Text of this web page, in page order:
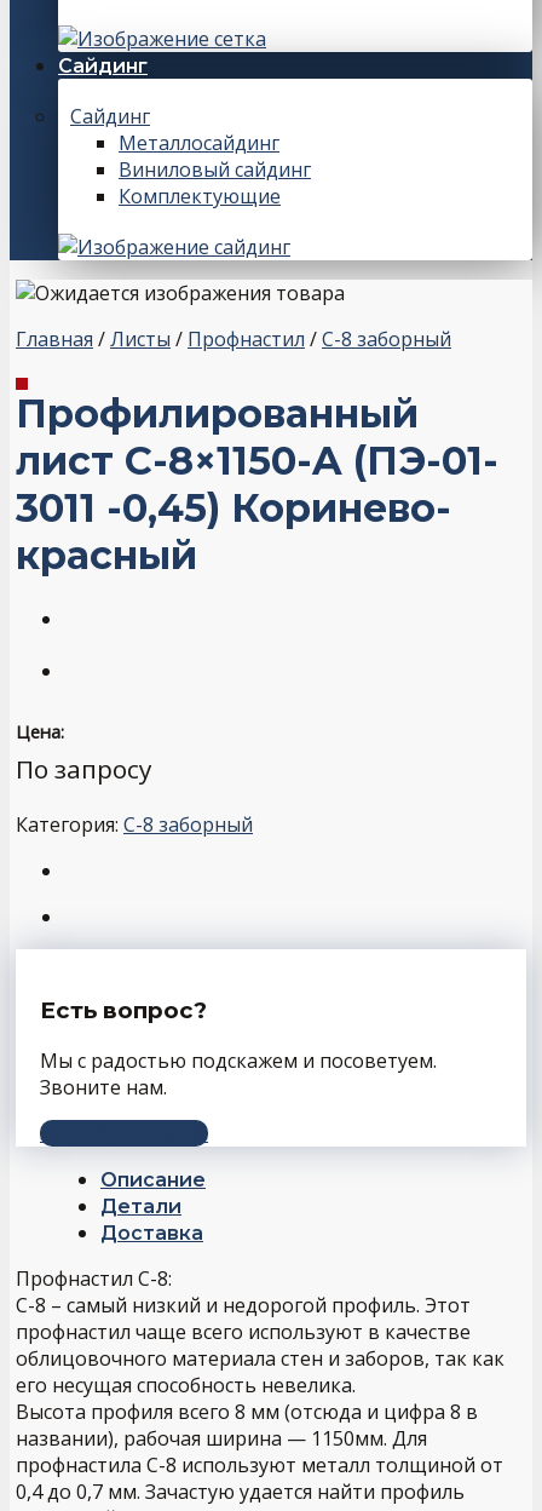
Сайдинг
Сайдинг
Металлосайдинг
Виниловый сайдинг
Комплектующие
Главная /Листы / Профнастил /С-8 заборный
Профилированный
лист С-8×1150-A (ПЭ-01-
3011 -0,45) Коринево-
красный
Цена:
По запросу
Категория: С-8 заборный
Есть вопрос?
Мы с радостью подскажем и посоветуем.
Звоните нам.
+7 (343) 243-56-66
Описание
Детали
Доставка
Профнастил С-8:
С-8 – самый низкий и недорогой профиль. Этот
профнастил чаще всего используют в качестве
облицовочного материала стен и заборов, так как
его несущая способность невелика.
Высота профиля всего 8 мм (отсюда и цифра 8 в
названии), рабочая ширина — 1150мм. Для
профнастила С-8 используют металл толщиной от
0,4 до 0,7 мм. Зачастую удается найти профиль